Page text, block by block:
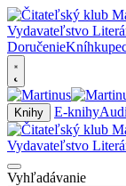
Doručenie
Knihy E-knihy
Vyhľadávanie